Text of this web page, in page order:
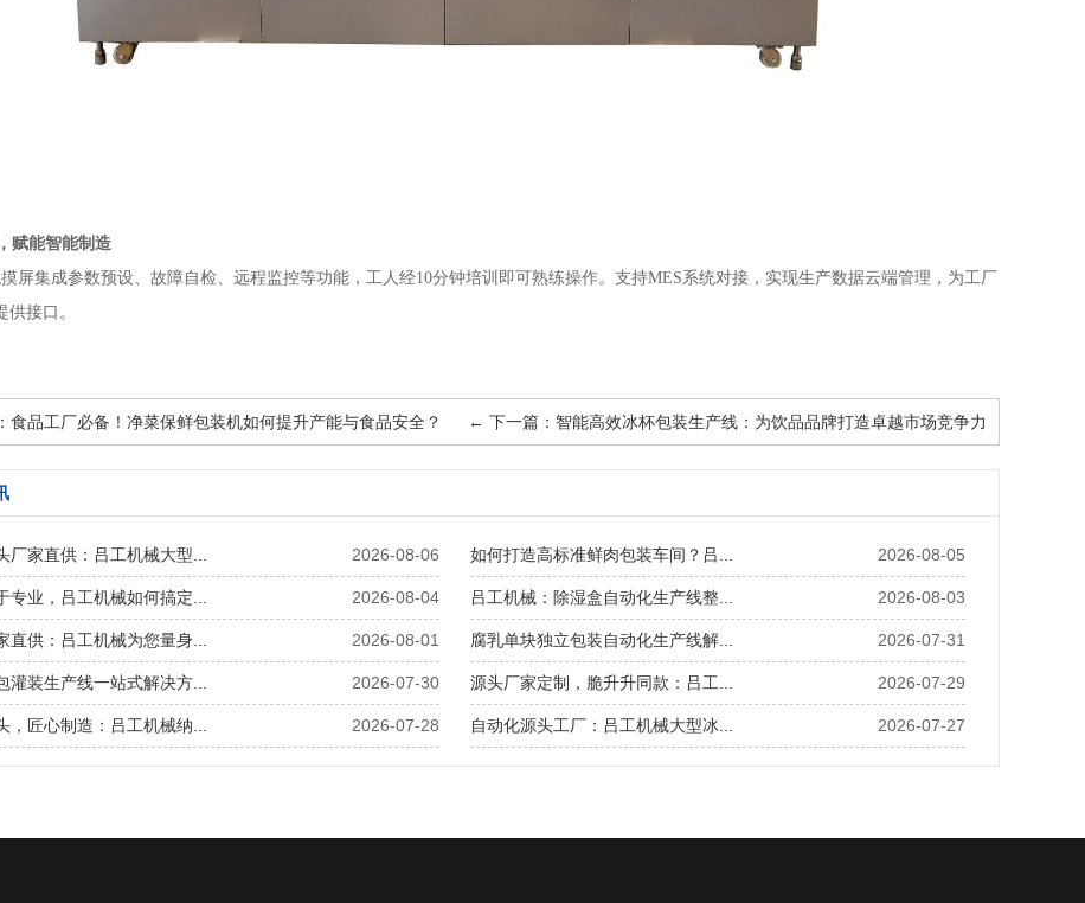
赋能智能制造
屏集成参数预设、故障自检、远程监控等功能，工人经10分钟培训即可熟练操作。支持MES系统对接，实现生产数据云端管理，为工厂
供接口。
食品工厂必备！净菜保鲜包装机如何提升产能与食品安全？ ← 下一篇：智能高效冰杯包装生产线：为饮品品牌打造卓越市场竞争力
2026-08-06
厂家直供：吕工机械大型... 2026-08-05
如何打造高标准鲜肉包装车间？吕...
2026-08-04
专业，吕工机械如何搞定... 2026-08-03
吕工机械：除湿盒自动化生产线整...
2026-08-01
直供：吕工机械为您量身... 2026-07-31
腐乳单块独立包装自动化生产线解...
2026-07-30
灌装生产线一站式解决方... 2026-07-29
源头厂家定制，脆升升同款：吕工...
2026-07-28
，匠心制造：吕工机械纳... 2026-07-27
自动化源头工厂：吕工机械大型冰...